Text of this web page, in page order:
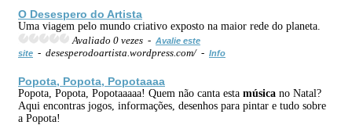
O Desespero do Artista
Uma viagem pelo mundo criativo exposto na maior rede do planeta.
Avaliado 0 vezes - Avalie este
site - desesperodoartista.wordpress.com/ - Info
Popota, Popota, Popotaaaa
Popota, Popota, Popotaaaaa! Quem não canta esta música no Natal?
Aqui encontras jogos, informações, desenhos para pintar e tudo sobre
a Popota!